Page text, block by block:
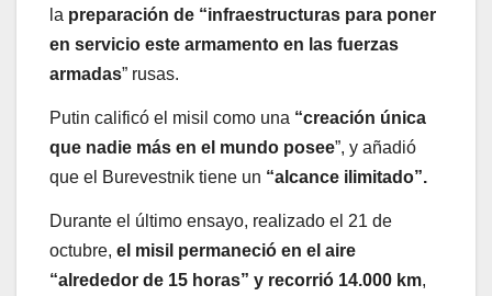
la preparación de “infraestructuras para poner
en servicio este armamento en las fuerzas
armadas” rusas.
Putin calificó el misil como una “creación única
que nadie más en el mundo posee”, y añadió
que el Burevestnik tiene un “alcance ilimitado”.
Durante el último ensayo, realizado el 21 de
octubre, el misil permaneció en el aire
“alrededor de 15 horas” y recorrió 14.000 km,